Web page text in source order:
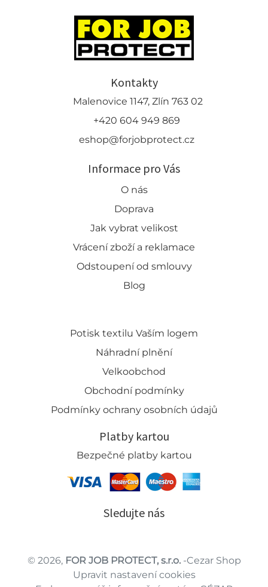
Kontakty
Malenovice 1147, Zlín 763 02
+420 604 949 869
eshop@forjobprotect.cz
Informace pro Vás
O nás
Doprava
Jak vybrat velikost
Vrácení zboží a reklamace
Odstoupení od smlouvy
Blog
Potisk textilu Vaším logem
Náhradní plnění
Velkoobchod
Obchodní podmínky
Podmínky ochrany osobních údajů
Platby kartou
Bezpečné platby kartou
Sledujte nás
© 2026, FOR JOB PROTECT, s.r.o.-Cezar Shop
Upravit nastavení cookies